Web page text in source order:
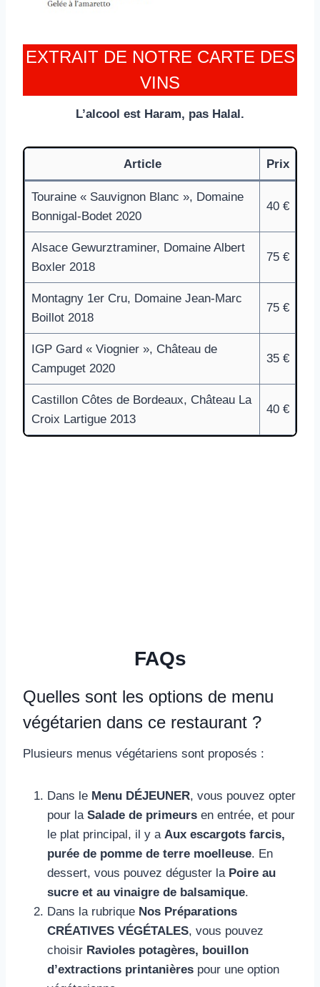
EXTRAIT DE NOTRE CARTE DES
VINS
L’alcool est Haram, pas Halal.
Article Prix
Touraine « Sauvignon Blanc », Domaine
Bonnigal-Bodet 2020
40 €
Alsace Gewurztraminer, Domaine Albert
Boxler 2018
75 €
Montagny 1er Cru, Domaine Jean-Marc
Boillot 2018
75 €
IGP Gard « Viognier », Château de
Campuget 2020
35 €
Castillon Côtes de Bordeaux, Château La
Croix Lartigue 2013
40 €
FAQs
Quelles sont les options de menu
végétarien dans ce restaurant ?
Plusieurs menus végétariens sont proposés :
Dans le Menu DÉJEUNER, vous pouvez opter
pour la Salade de primeurs en entrée, et pour
le plat principal, il y a Aux escargots farcis,
purée de pomme de terre moelleuse. En
dessert, vous pouvez déguster la Poire au
sucre et au vinaigre de balsamique.
Dans la rubrique Nos Préparations
CRÉATIVES VÉGÉTALES, vous pouvez
choisir Ravioles potagères, bouillon
d’extractions printanières pour une option